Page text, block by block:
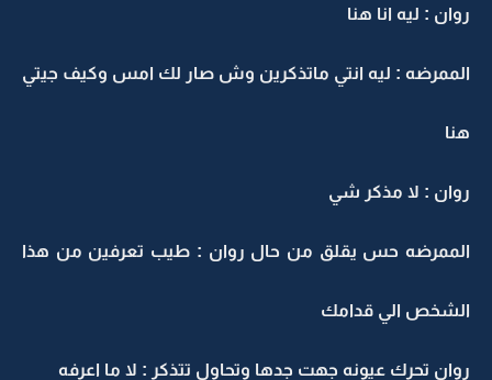
روان : ليه انا هنا
الممرضه : ليه انتي ماتذكرين وش صار لك امس وكيف جيتي
هنا
روان : لا مذكر شي
الممرضه حس يقلق من حال روان : طيب تعرفين من هذا
الشخص الي قدامك
روان تحرك عيونه جهت جدها وتحاول تتذكر : لا ما اعرفه